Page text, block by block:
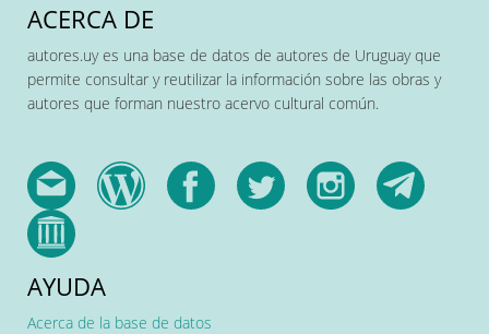
ACERCA DE
autores.uy es una base de datos de autores de Uruguay que
permite consultar y reutilizar la información sobre las obras y
autores que forman nuestro acervo cultural común.
AYUDA
Acerca de la base de datos